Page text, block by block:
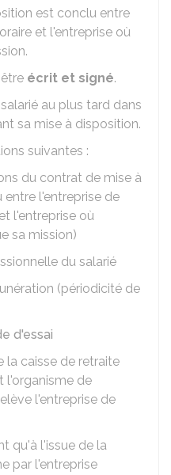
est conclu entre
et l'entreprise où
écrit et signé.
au plus tard dans
sa mise à disposition.
suivantes :
du contrat de mise à
l'entreprise de
l'entreprise où
sa mission)
du salarié
(périodicité de
d'essai
la caisse de retraite
l'organisme de
l'entreprise de
qu'à l'issue de la
par l'entreprise